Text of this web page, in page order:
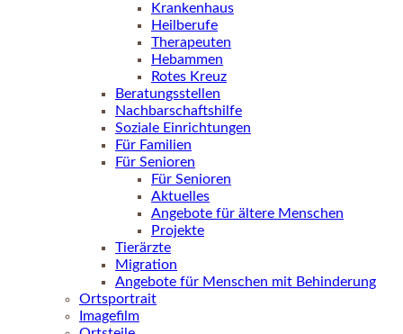
Krankenhaus
Heilberufe
Therapeuten
Hebammen
Rotes Kreuz
Beratungsstellen
Nachbarschaftshilfe
Soziale Einrichtungen
Für Familien
Für Senioren
Für Senioren
Aktuelles
Angebote für ältere Menschen
Projekte
Tierärzte
Migration
Angebote für Menschen mit Behinderung
Ortsportrait
Imagefilm